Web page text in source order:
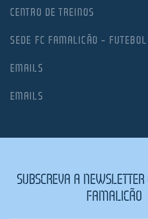
CENTRO DE TREINOS
SEDE FC FAMALICÃO –
EMAILS
EMAILS
SUBSCREVA A
FAMALICÃO